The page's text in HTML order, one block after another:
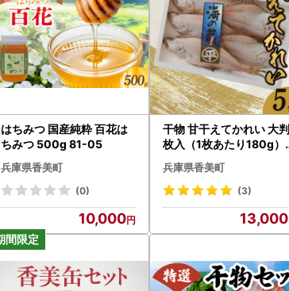
はちみつ 国産純粋 百花は
ちみつ 500g 81-05
兵庫県香美町
(0)
10,000
干物 甘干えてかれい 大
枚入（1枚あたり180g）
レイ 08-07
兵庫県香美町
(3)
13,000